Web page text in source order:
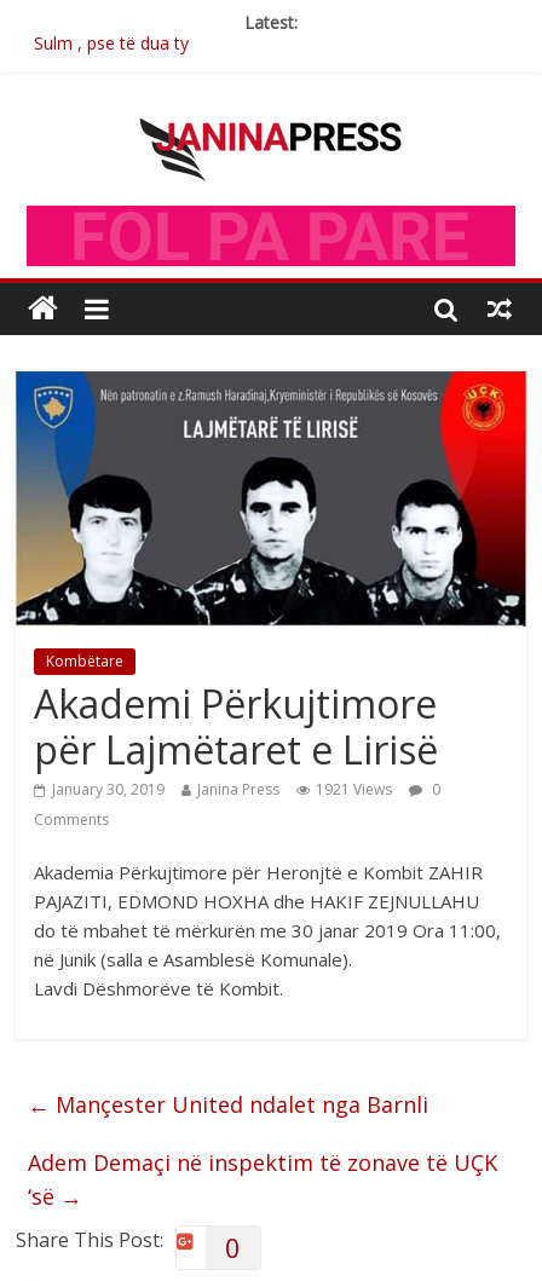
Latest:
Postim me vlera nga artistja e mirëfilltë Mimoza Gjoni
Brahim Çekaj njē veprimtar i respektuar i çeshtjës kombëtare
Kombëtare
Akademi Përkujtimore
për Lajmëtaret e Lirisë
January 30, 2019 Janina Press 1921 Views
0
Comments
Akademia Përkujtimore për Heronjtë e Kombit ZAHIR
PAJAZITI, EDMOND HOXHA dhe HAKIF ZEJNULLAHU
do të mbahet të mërkurën me 30 janar 2019 Ora 11:00,
në Junik (salla e Asamblesë Komunale).
Lavdi Dëshmorëve të Kombit.
← Mançester United ndalet nga Barnli
Adem Demaçi në inspektim të zonave të UÇK
‘së →
Share This Post: 0